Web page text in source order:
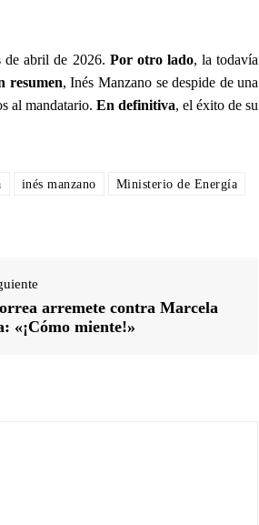
de abril de 2026. Por otro lado, la todavía
resumen, Inés Manzano se despide de una
al mandatario.En definitiva, el éxito de su
inés manzano
Ministerio de Energía
arremete contra Marcela
«¡Cómo miente!»